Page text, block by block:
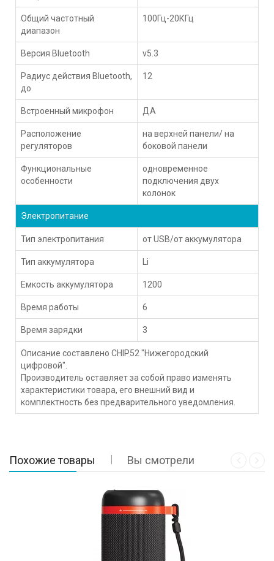
Общий частотный
диапазон
100Гц-20КГц
Версия Bluetooth v5.3
Радиус действия Bluetooth,
до
12
Встроенный микрофон ДА
Расположение
регуляторов
на верхней панели/ на
боковой панели
Функциональные
особенности
одновременное
подключения двух
колонок
Электропитание
Тип электропитания от USB/от аккумулятора
Тип аккумулятора Li
Емкость аккумулятора 1200
Время работы 6
Время зарядки 3
Описание составлено CHIP52 "Нижегородский
цифровой".
Производитель оставляет за собой право изменять
характеристики товара, его внешний вид и
комплектность без предварительного уведомления.
Похожие товары Вы смотрели